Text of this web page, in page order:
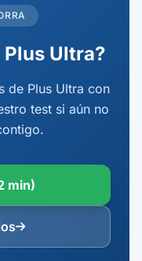
Ultra?
de Plus Ultra con
test si aún no
min)